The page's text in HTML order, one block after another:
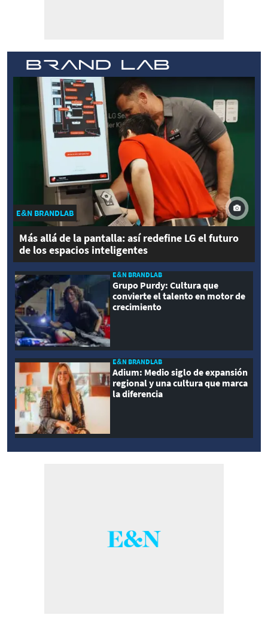
E&N BRANDLAB
Más allá de la pantalla: así redefine LG el futuro
de los espacios inteligentes
E&N BRANDLAB
Grupo Purdy: Cultura que
convierte el talento en motor de
crecimiento
E&N BRANDLAB
Adium: Medio siglo de expansión
regional y una cultura que marca
la diferencia